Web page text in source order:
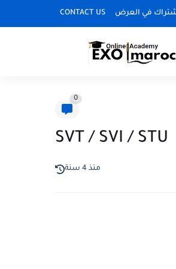
CONTACT US في العرض
0
SVT / SVI / STU
منذ 4 سنة